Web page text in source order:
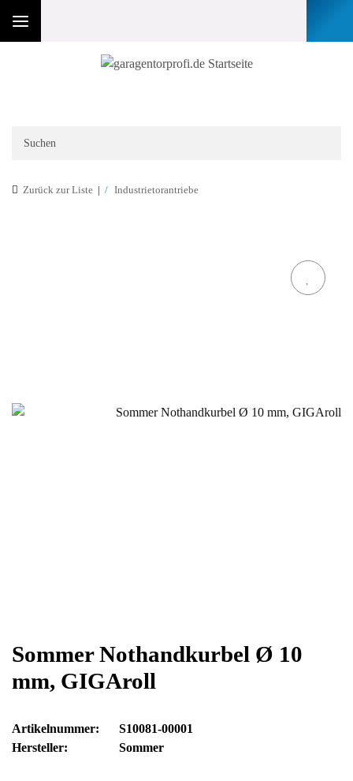
Zurück zur Liste Industrietorantriebe
Sommer Nothandkurbel Ø 10
mm, GIGAroll
Artikelnummer:
S10081-00001
Hersteller:
Sommer